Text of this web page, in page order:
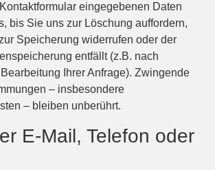
eingegebenen Daten
bis Sie uns zur Löschung auffordern,
Speicherung widerrufen oder der
entfällt (z.B. nach
Ihrer Anfrage). Zwingende
– insbesondere
– bleiben unberührt.
E-Mail, Telefon oder